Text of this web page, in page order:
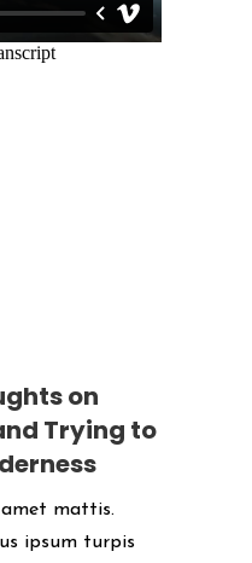
on
Trying to
mattis.
ipsum turpis